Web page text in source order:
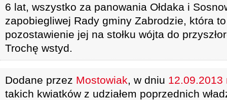
6 lat, wszystko za panowania Ołdaka i
zapobiegliwej Rady gminy Zabrodzie, która to
pozostawienie jej na stołku wójta do
Trochę wstyd.
Dodane przez Mostowiak, w dniu 12.09.2013
takich kwiatków z udziałem poprzednich